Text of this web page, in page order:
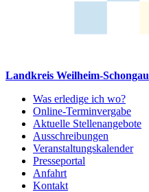
Landkreis Weilheim-Schongau
Was erledige ich wo?
Online-Terminvergabe
Aktuelle Stellenangebote
Ausschreibungen
Veranstaltungskalender
Presseportal
Anfahrt
Kontakt